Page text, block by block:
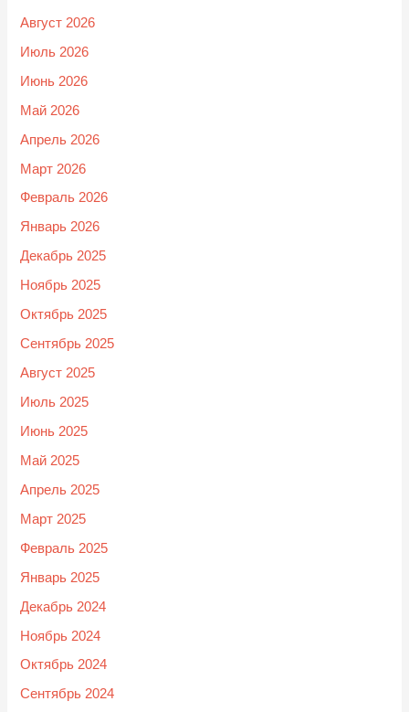
Август 2026
Июль 2026
Июнь 2026
Май 2026
Апрель 2026
Март 2026
Февраль 2026
Январь 2026
Декабрь 2025
Ноябрь 2025
Октябрь 2025
Сентябрь 2025
Август 2025
Июль 2025
Июнь 2025
Май 2025
Апрель 2025
Март 2025
Февраль 2025
Январь 2025
Декабрь 2024
Ноябрь 2024
Октябрь 2024
Сентябрь 2024